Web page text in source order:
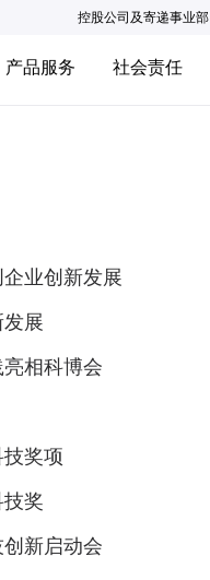
控股公司及寄递事业部
产品服务 社会责任
业创新发展
展
相科博会
奖项
奖
新启动会